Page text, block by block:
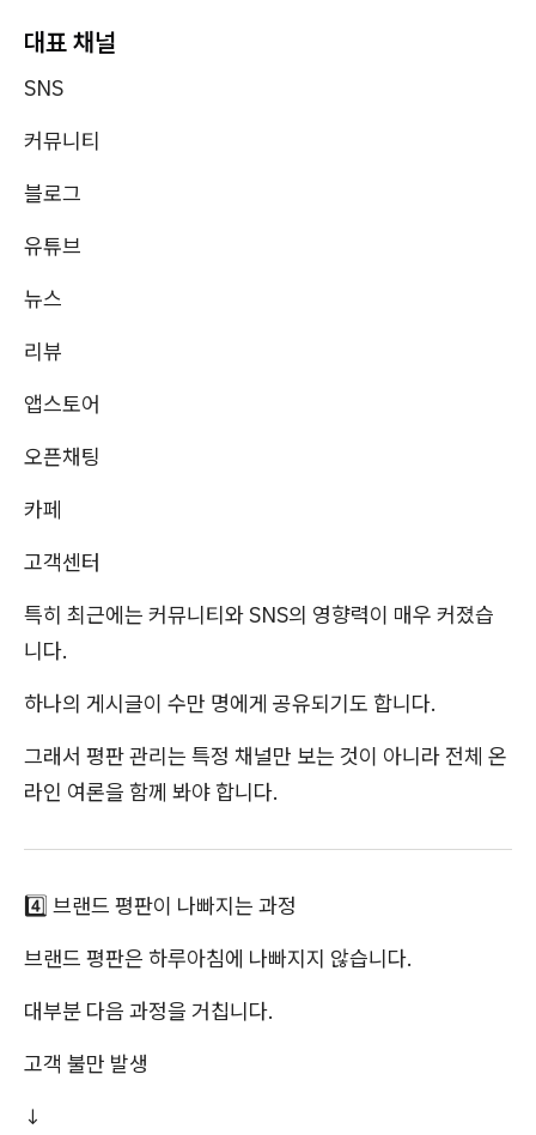
대표 채널
SNS
커뮤니티
블로그
유튜브
뉴스
리뷰
앱스토어
오픈채팅
카페
고객센터
특히 최근에는 커뮤니티와 SNS의 영향력이 매우 커졌습
니다.
하나의 게시글이 수만 명에게 공유되기도 합니다.
그래서 평판 관리는 특정 채널만 보는 것이 아니라 전체 온
라인 여론을 함께 봐야 합니다.
4️⃣ 브랜드 평판이 나빠지는 과정
브랜드 평판은 하루아침에 나빠지지 않습니다.
대부분 다음 과정을 거칩니다.
고객 불만 발생
↓